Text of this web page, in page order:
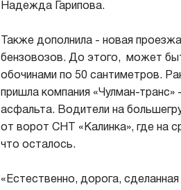
Надежда Гарипова.
Также дополнила - новая
бензовозов. До этого, может
обочинами по 50 сантиметров.
пришла компания «Чулман-
асфальта. Водители на
от ворот СНТ «Калинка», где на
что осталось.
«Естественно, дорога,